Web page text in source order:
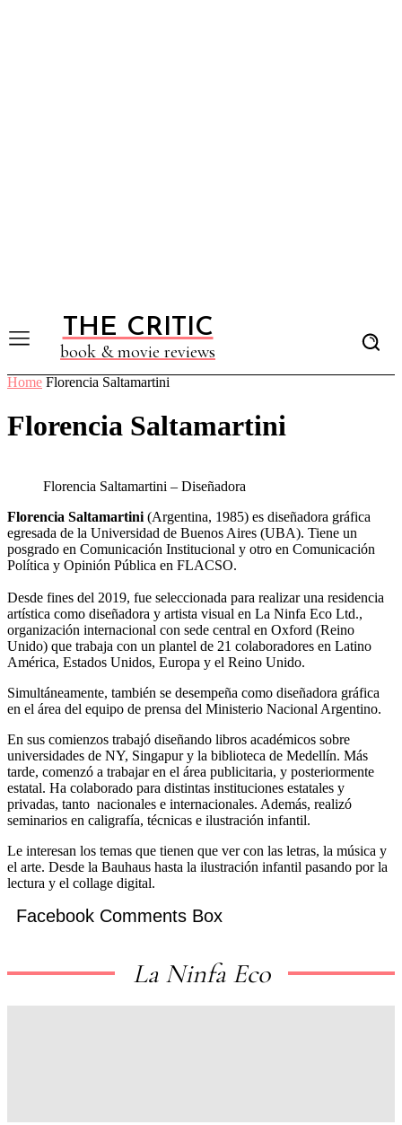
THE CRITIC
book & movie reviews
Home Florencia Saltamartini
Florencia Saltamartini
Florencia Saltamartini – Diseñadora
Florencia Saltamartini (Argentina, 1985) es diseñadora gráfica
egresada de la Universidad de Buenos Aires (UBA). Tiene un
posgrado en Comunicación Institucional y otro en Comunicación
Política y Opinión Pública en FLACSO.
Desde fines del 2019, fue seleccionada para realizar una residencia
artística como diseñadora y artista visual en La Ninfa Eco Ltd.,
organización internacional con sede central en Oxford (Reino
Unido) que trabaja con un plantel de 21 colaboradores en Latino
América, Estados Unidos, Europa y el Reino Unido.
Simultáneamente, también se desempeña como diseñadora gráfica
en el área del equipo de prensa del Ministerio Nacional Argentino.
En sus comienzos trabajó diseñando libros académicos sobre
universidades de NY, Singapur y la biblioteca de Medellín. Más
tarde, comenzó a trabajar en el área publicitaria, y posteriormente
estatal. Ha colaborado para distintas instituciones estatales y
privadas, tanto nacionales e internacionales. Además, realizó
seminarios en caligrafía, técnicas e ilustración infantil.
Le interesan los temas que tienen que ver con las letras, la música y
el arte. Desde la Bauhaus hasta la ilustración infantil pasando por la
lectura y el collage digital.
Facebook Comments Box
La Ninfa Eco